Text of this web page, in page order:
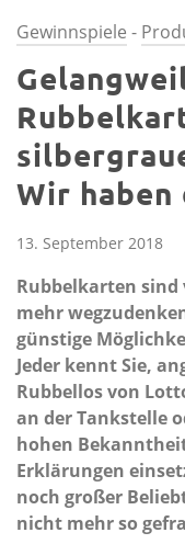
Gewinnspiele -
Wir haben
13. September 2018
Rubbelkarten
mehr
günstige
Jeder kennt Sie,
Rubbellos von
an der Tankstelle
hohen
Erklärungen
noch großer
nicht mehr so